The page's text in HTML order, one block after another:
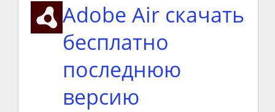
Adobe Air скачать
бесплатно
последнюю
версию